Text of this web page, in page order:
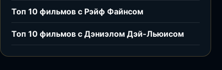
Топ 10 фильмов с Рэйф Файнсом
Топ 10 фильмов с Дэниэлом Дэй-Льюисом